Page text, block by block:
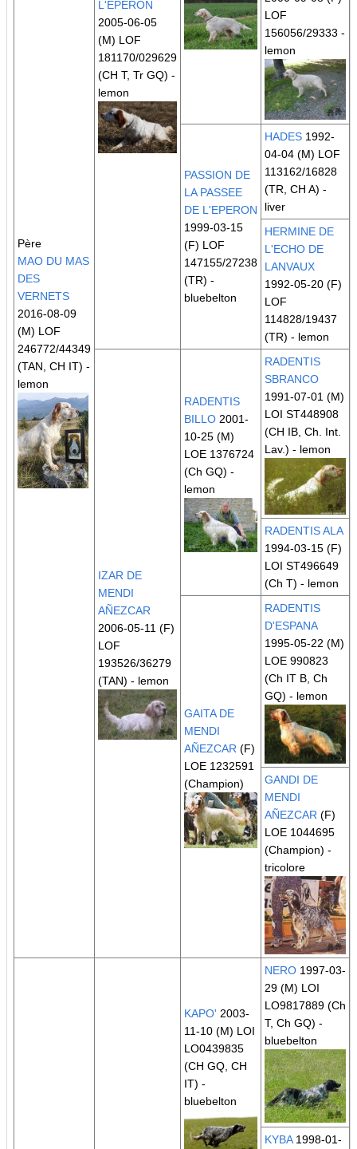
Père
MAO DU MAS
DES
VERNETS
2016-08-09
(M) LOF
246772/44349
(TAN, CH IT) -
lemon
L'EPERON
2005-06-05
(M) LOF
181170/029629
(CH T, Tr GQ) -
lemon
LOF
156056/29333 -
lemon
PASSION DE
LA PASSEE
DE L'EPERON
1999-03-15
(F) LOF
147155/27238
(TR) -
bluebelton
HADES 1992-
04-04 (M) LOF
113162/16828
(TR, CH A) -
liver
HERMINE DE
L'ECHO DE
LANVAUX
1992-05-20 (F)
LOF
114828/19437
(TR) - lemon
IZAR DE
MENDI
AÑEZCAR
2006-05-11 (F)
LOF
193526/36279
(TAN) - lemon
RADENTIS
BILLO 2001-
10-25 (M)
LOE 1376724
(Ch GQ) -
lemon
RADENTIS
SBRANCO
1991-07-01 (M)
LOI ST448908
(CH IB, Ch. Int.
Lav.) - lemon
RADENTIS ALA
1994-03-15 (F)
LOI ST496649
(Ch T) - lemon
GAITA DE
MENDI
AÑEZCAR (F)
LOE 1232591
(Champion)
RADENTIS
D'ESPANA
1995-05-22 (M)
LOE 990823
(Ch IT B, Ch
GQ) - lemon
GANDI DE
MENDI
AÑEZCAR (F)
LOE 1044695
(Champion) -
tricolore
KAPO' 2003-
11-10 (M) LOI
LO0439835
(CH GQ, CH
IT) -
bluebelton
NERO 1997-03-
29 (M) LOI
LO9817889 (Ch
T, Ch GQ) -
bluebelton
KYBA1998-01-